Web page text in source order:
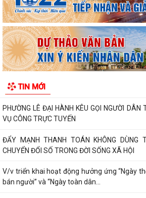
TIN MỚI
Luật HGƠCS (sửa đổi): Tập trung vào 05
phát triển trong bối cảnh mới
Văn bản hợp nhất số 72/2026/VBHN-NĐ-
năm 2026 về Nghị định xử phạt vi phạm...
khẩu) và xe Rebel 500 & CL500 (xe...
PHƯỜNG LÊ ĐẠI HÀNH KÊU GỌI NGƯỜI DÂN
VỤ CÔNG TRỰC TUYẾN
ĐẨY MẠNH THANH TOÁN KHÔNG DÙNG
CHUYỂN ĐỔI SỐ TRONG ĐỜI SỐNG XÃ HỘI
V/v triển khai hoạt động hưởng ứng “Ngày
bán người” và “Ngày toàn dân...